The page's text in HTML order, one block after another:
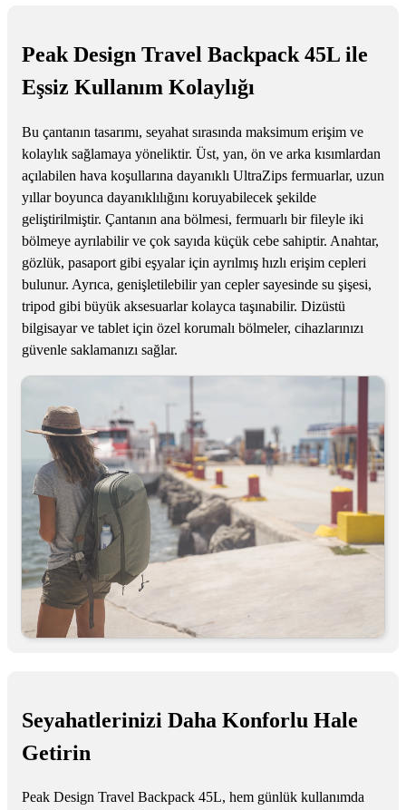
Peak Design Travel Backpack 45L ile
Eşsiz Kullanım Kolaylığı
Bu çantanın tasarımı, seyahat sırasında maksimum erişim ve
kolaylık sağlamaya yöneliktir. Üst, yan, ön ve arka kısımlardan
açılabilen hava koşullarına dayanıklı UltraZips fermuarlar, uzun
yıllar boyunca dayanıklılığını koruyabilecek şekilde
geliştirilmiştir. Çantanın ana bölmesi, fermuarlı bir fileyle iki
bölmeye ayrılabilir ve çok sayıda küçük cebe sahiptir. Anahtar,
gözlük, pasaport gibi eşyalar için ayrılmış hızlı erişim cepleri
bulunur. Ayrıca, genişletilebilir yan cepler sayesinde su şişesi,
tripod gibi büyük aksesuarlar kolayca taşınabilir. Dizüstü
bilgisayar ve tablet için özel korumalı bölmeler, cihazlarınızı
güvenle saklamanızı sağlar.
Seyahatlerinizi Daha Konforlu Hale
Getirin
Peak Design Travel Backpack 45L, hem günlük kullanımda